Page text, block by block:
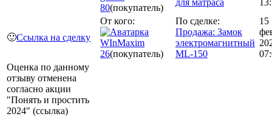
80(покупатель)
🙂Ссылка на сделку
От кого:
WInMaxim
26(покупатель)
По сделке:
Продажа: Замок
электромагнитный
ML-150
15
Оценка по данному
отзыву отменена
согласно акции
"Понять и простить
2024" (ссылка)